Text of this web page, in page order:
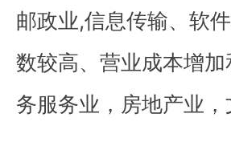
邮政业,信息传输、软
数较高、营业成本增
务服务业，房地产业